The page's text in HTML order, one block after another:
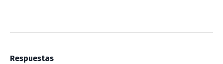
Respuestas